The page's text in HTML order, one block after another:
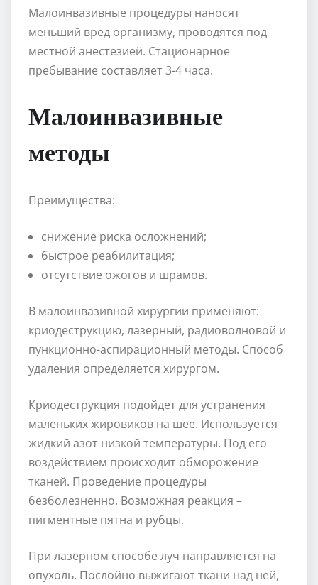
Малоинвазивные процедуры наносят
меньший вред организму, проводятся под
местной анестезией. Стационарное
пребывание составляет 3-4 часа.
Малоинвазивные
методы
Преимущества:
снижение риска осложнений;
быстрое реабилитация;
отсутствие ожогов и шрамов.
В малоинвазивной хирургии применяют:
криодеструкцию, лазерный, радиоволновой и
пункционно-аспирационный методы. Способ
удаления определяется хирургом.
Криодеструкция подойдет для устранения
маленьких жировиков на шее. Используется
жидкий азот низкой температуры. Под его
воздействием происходит обморожение
тканей. Проведение процедуры
безболезненно. Возможная реакция –
пигментные пятна и рубцы.
При лазерном способе луч направляется на
опухоль. Послойно выжигают ткани над ней,